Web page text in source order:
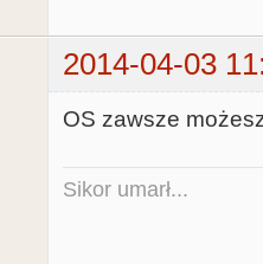
2014-04-03
OS zawsze
Sikor umarł...